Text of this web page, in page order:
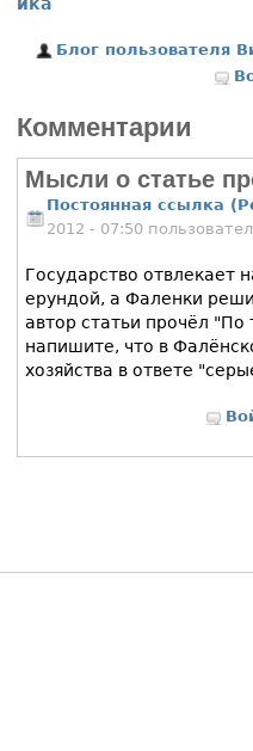
Блог пользователя
Комментарии
Мысли о статье
Постоянная ссылка
2012 - 07:50
Государство отвлекает
ерундой, а Фаленки
автор статьи прочёл
напишите, что в
хозяйства в ответе